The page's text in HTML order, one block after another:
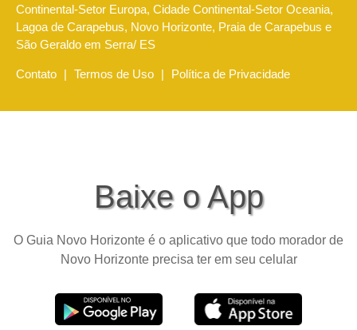
Continental-Setor Europa, Cidade Continental-Setor Oceania,
Lagoa de Carapebus, Novo Horizonte, Praia de Carapebus e
São Geraldo em Serra/ ES
Contato | Termos de Uso | Política de Privacidade
Baixe o App
O Guia Novo Horizonte é o aplicativo que todo morador de
Novo Horizonte precisa ter em seu celular